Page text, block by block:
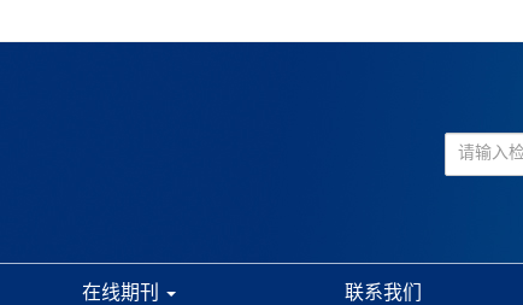
在线期刊 联系我们